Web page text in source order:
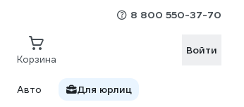
8 800 550-37-70
Корзина
Войти
Авто Для юрлиц